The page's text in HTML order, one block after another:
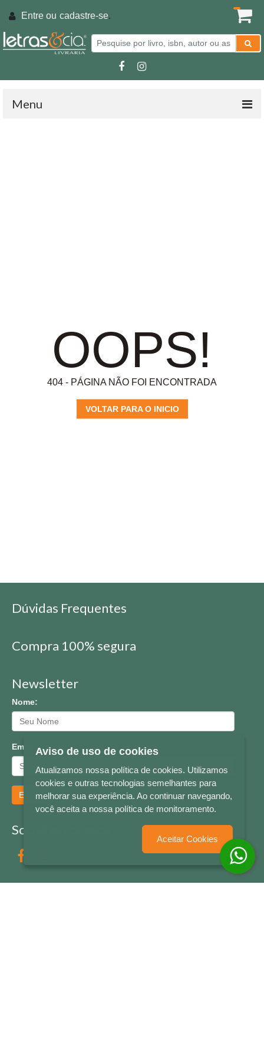
Entre ou cadastre-se.
Menu
OOPS!
404 - PÁGINA NÃO FOI ENCONTRADA
VOLTAR PARA O INICIO
Dúvidas Frequentes
Compra 100% segura
Newsletter
Nome:
Email:
Enviar
Socialize conosco
Aviso de uso de cookies
Atualizamos nossa política de cookies. Utilizamos
cookies e outras tecnologias semelhantes para
melhorar sua experiência. Ao continuar navegando,
você aceita a nossa política de monitoramento.
Aceitar Cookies